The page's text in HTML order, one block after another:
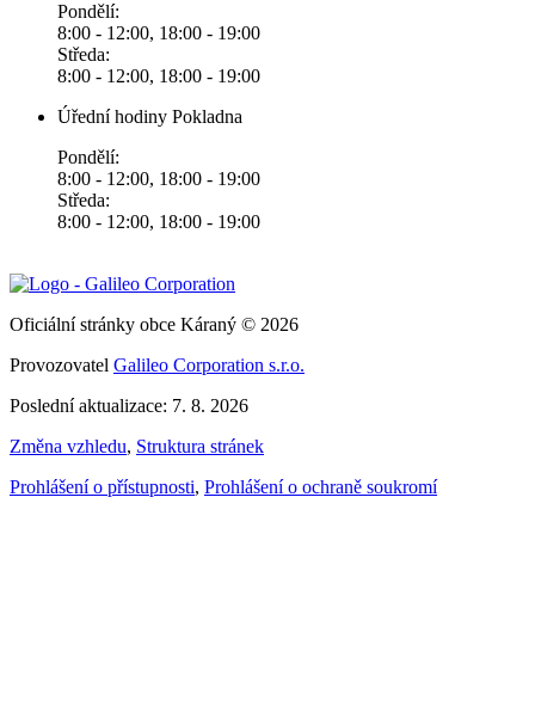
Pondělí:
8:00 - 12:00, 18:00 - 19:00
Středa:
8:00 - 12:00, 18:00 - 19:00
Úřední hodiny Pokladna
Pondělí:
8:00 - 12:00, 18:00 - 19:00
Středa:
8:00 - 12:00, 18:00 - 19:00
Oficiální stránky obce Káraný © 2026
Provozovatel Galileo Corporation s.r.o.
Poslední aktualizace: 7. 8. 2026
Změna vzhledu, Struktura stránek
Prohlášení o přístupnosti, Prohlášení o ochraně soukromí